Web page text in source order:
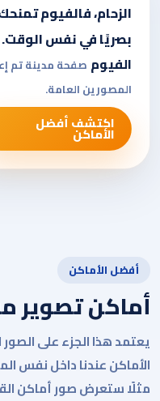
الزحام، فالفيوم
بصريًا في نفس الوقت.
الفيوم صفحة مدينة تم
المصورين العامة.
اكتشف أفضل
الأماكن
أفضل الأماكن
أماكن تصوير
يعتمد هذا الجزء على
الأماكن عندنا داخل نفس
مثلًا ستعرض صور أماكن